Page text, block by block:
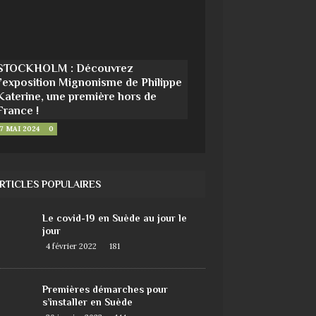
: Découvrez
Mignonisme de Philippe
une première hors de
!
7 MAI 2024 0
POPULAIRES
Le covid-19 en Suède au jour le
jour
4 février 2022 181
Premières démarches pour
s’installer en Suède